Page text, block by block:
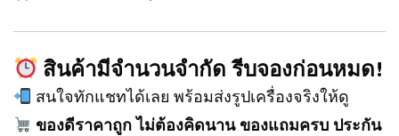
สินค้ามีจำนวนจำกัด รีบจองก่อนหมด!
สนใจทักแชทได้เลย พร้อมส่งรูปเครื่องจริงให้ดู
ของดีราคาถูก ไม่ต้องคิดนาน ของแถมครบ ประกัน